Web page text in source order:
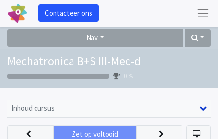
Contacteer ons
Nav
Mechatronica B+S III-Mec-d
0 %
Inhoud cursus
Zet op voltooid